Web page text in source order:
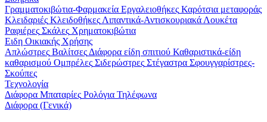
Γραμματοκιβώτια-Φαρμακεία Εργαλειοθήκες Καρότσια μεταφοράς
Κλειδαριές Κλειδοθήκες Λιπαντικά-Αντισκουριακά Λουκέτα
Ραφιέρες Σκάλες Χρηματοκιβώτια
Ειδη Οικιακής Χρήσης
Απλώστρες Βαλίτσες Διάφορα είδη σπιτιού Καθαριστικά-είδη
καθαρισμού Ομπρέλες Σιδερώστρες Στέγαστρα Σφουγγαρίστρες-
Σκούπες
Τεχνολογία
Διάφορα Μπαταρίες Ρολόγια Τηλέφωνα
Διάφορα (Γενικά)